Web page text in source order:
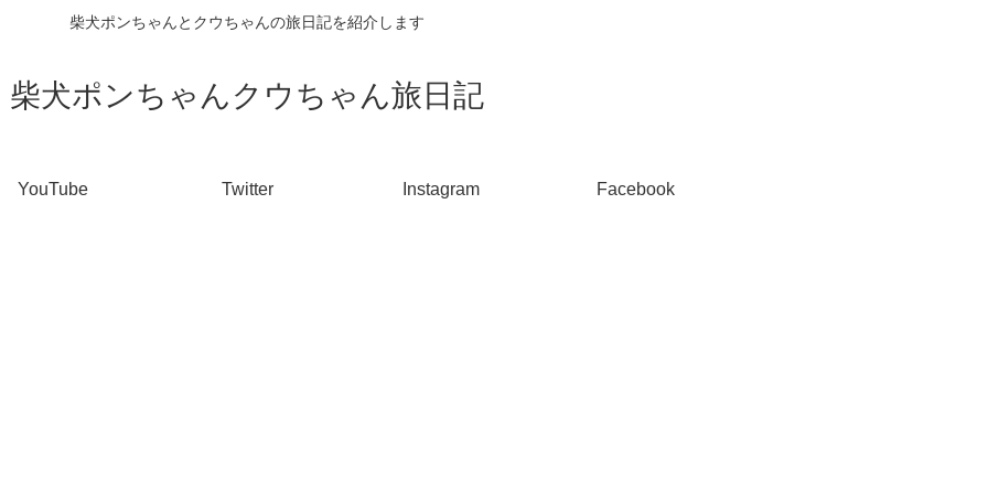
柴犬ポンちゃんとクウちゃんの旅日記を紹介します
柴犬ポンちゃんクウちゃん旅日記
YouTube Twitter Instagram Facebook